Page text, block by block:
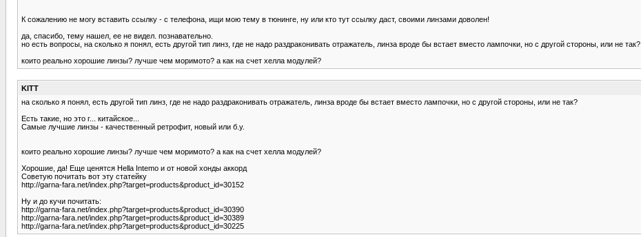
К сожалению не могу вставить ссылку - с телефона, ищи мою тему в тюнинге, ну или кто тут ссылку даст, своими линзами доволен!
да, спасибо, тему нашел, ее не видел. познавательно.
но есть вопросы, на сколько я понял, есть другой тип линз, где не надо раздраконивать отражатель, линза вроде бы встает вместо лампочки, но с другой стороны, или не так?
които реально хорошие линзы? лучше чем моримото? а как на счет хелла модулей?
KITT
на сколько я понял, есть другой тип линз, где не надо раздраконивать отражатель, линза вроде бы встает вместо лампочки, но с другой стороны, или не так?
Есть такие, но это г... китайское...
Самые лучшие линзы - качественный ретрофит, новый или б.у.
които реально хорошие линзы? лучше чем моримото? а как на счет хелла модулей?
Хорошие, да! Еще ценятся Hella Intemo и от новой хонды аккорд
Советую почитать вот эту статейку
http://garna-fara.net/index.php?target=products&product_id=30152
Ну и до кучи почитать:
http://garna-fara.net/index.php?target=products&product_id=30390
http://garna-fara.net/index.php?target=products&product_id=30389
http://garna-fara.net/index.php?target=products&product_id=30225